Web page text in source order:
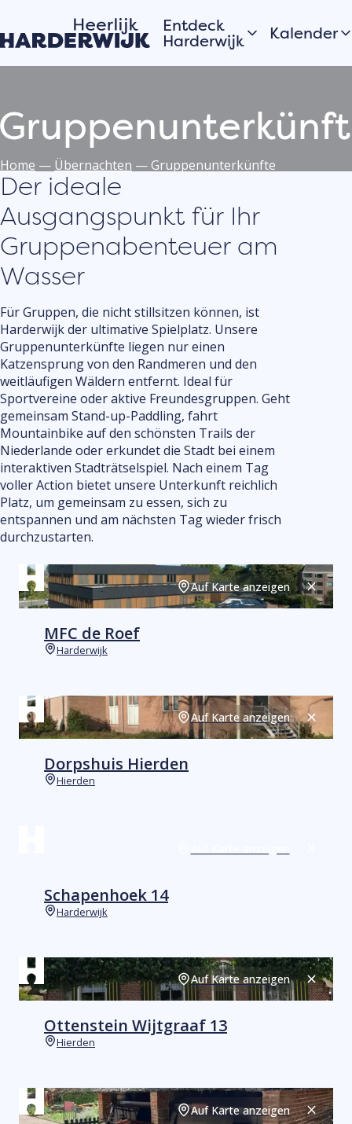
Entdeck
Harderwijk
Wasser
Veluwe
Dörfer
Die Bewohner von
Hardewijk erzählen
ihre Geschichten
Kalender
Dieses
Home — Übernachten —Gruppenunterkünfte
Der ideale
Ausgangspunkt für Ihr
Gruppenabenteuer am
Wasser
Für Gruppen, die nicht stillsitzen können, ist
Harderwijk der ultimative Spielplatz. Unsere
Gruppenunterkünfte liegen nur einen
Katzensprung von den Randmeren und den
weitläufigen Wäldern entfernt. Ideal für
Sportvereine oder aktive Freundesgruppen. Geht
gemeinsam Stand-up-Paddling, fahrt
Mountainbike auf den schönsten Trails der
Niederlande oder erkundet die Stadt bei einem
interaktiven Stadträtselspiel. Nach einem Tag
voller Action bietet unsere Unterkunft reichlich
Platz, um gemeinsam zu essen, sich zu
entspannen und am nächsten Tag wieder frisch
durchzustarten.
Auf Karte anzeigen
MFC de Roef
Harderwijk
Auf Karte anzeigen
Dorpshuis Hierden
Hierden
Schapenhoek 14
Harderwijk
Auf Karte anzeigen
Ottenstein Wijtgraaf 13
Hierden
Auf Karte anzeigen